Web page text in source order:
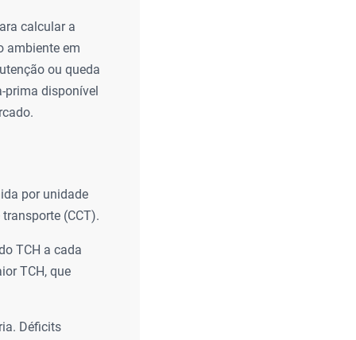
calcular a
ambiente em
ou queda
prima disponível
por unidade
(CCT).
TCH a cada
TCH, que
Déficits